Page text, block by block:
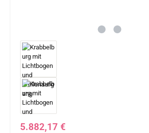
Regulärer Preis:
5.882,17 €